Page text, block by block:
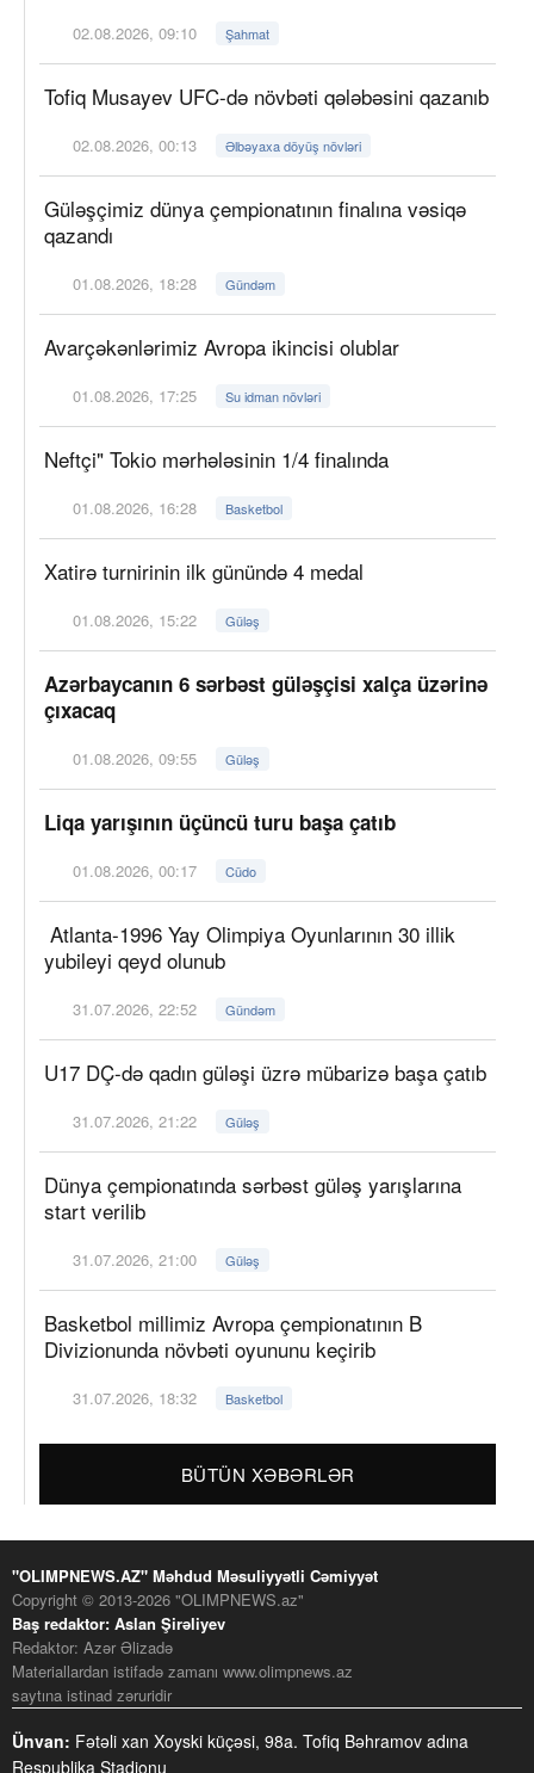
02.08.2026, 09:10 Şahmat
Tofiq Musayev UFC-də növbəti qələbəsini qazanıb
02.08.2026, 00:13 Əlbəyaxa döyüş növləri
Güləşçimiz dünya çempionatının finalına vəsiqə
qazandı
01.08.2026, 18:28 Gündəm
Avarçəkənlərimiz Avropa ikincisi olublar
01.08.2026, 17:25 Su idman növləri
Neftçi" Tokio mərhələsinin 1/4 finalında
01.08.2026, 16:28 Basketbol
Xatirə turnirinin ilk günündə 4 medal
01.08.2026, 15:22 Güləş
Azərbaycanın 6 sərbəst güləşçisi xalça üzərinə
çıxacaq
01.08.2026, 09:55 Güləş
Liqa yarışının üçüncü turu başa çatıb
01.08.2026, 00:17 Cüdo
Atlanta-1996 Yay Olimpiya Oyunlarının 30 illik
yubileyi qeyd olunub
31.07.2026, 22:52 Gündəm
U17 DÇ-də qadın güləşi üzrə mübarizə başa çatıb
31.07.2026, 21:22 Güləş
Dünya çempionatında sərbəst güləş yarışlarına
start verilib
31.07.2026, 21:00 Güləş
Basketbol millimiz Avropa çempionatının B
Divizionunda növbəti oyununu keçirib
31.07.2026, 18:32 Basketbol
BÜTÜN XƏBƏRLƏR
"OLIMPNEWS.AZ" Məhdud Məsuliyyətli Cəmiyyət
Copyright © 2013-2026 "OLIMPNEWS.az"
Baş redaktor: Aslan Şirəliyev
Redaktor: Azər Əlizadə
Materiallardan istifadə zamanı www.olimpnews.az
saytına istinad zəruridir
Ünvan: Fətəli xan Xoyski küçəsi, 98a. Tofiq Bəhramov adına
Respublika Stadionu